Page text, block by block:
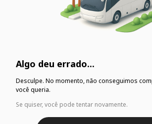
Algo deu errado...
Desculpe. No momento, não conseguimos
você queria.
Se quiser, você pode tentar novamente.